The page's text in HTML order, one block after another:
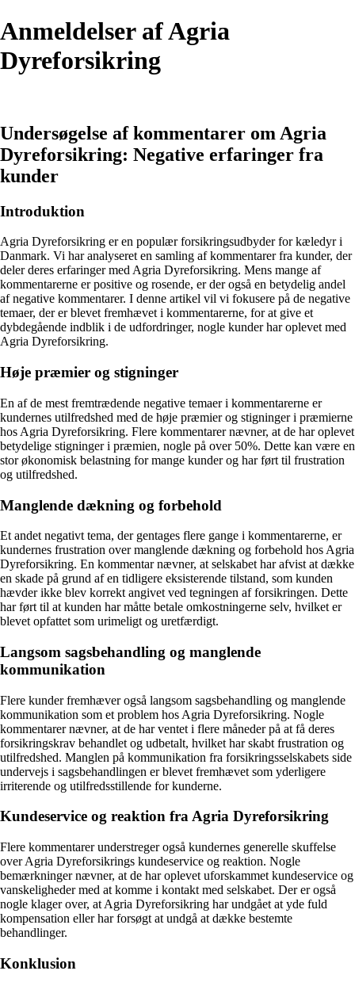
Anmeldelser af Agria
Dyreforsikring
Undersøgelse af kommentarer om Agria
Dyreforsikring: Negative erfaringer fra
kunder
Introduktion
Agria Dyreforsikring er en populær forsikringsudbyder for kæledyr i
Danmark. Vi har analyseret en samling af kommentarer fra kunder, der
deler deres erfaringer med Agria Dyreforsikring. Mens mange af
kommentarerne er positive og rosende, er der også en betydelig andel
af negative kommentarer. I denne artikel vil vi fokusere på de negative
temaer, der er blevet fremhævet i kommentarerne, for at give et
dybdegående indblik i de udfordringer, nogle kunder har oplevet med
Agria Dyreforsikring.
Høje præmier og stigninger
En af de mest fremtrædende negative temaer i kommentarerne er
kundernes utilfredshed med de høje præmier og stigninger i præmierne
hos Agria Dyreforsikring. Flere kommentarer nævner, at de har oplevet
betydelige stigninger i præmien, nogle på over 50%. Dette kan være en
stor økonomisk belastning for mange kunder og har ført til frustration
og utilfredshed.
Manglende dækning og forbehold
Et andet negativt tema, der gentages flere gange i kommentarerne, er
kundernes frustration over manglende dækning og forbehold hos Agria
Dyreforsikring. En kommentar nævner, at selskabet har afvist at dække
en skade på grund af en tidligere eksisterende tilstand, som kunden
hævder ikke blev korrekt angivet ved tegningen af forsikringen. Dette
har ført til at kunden har måtte betale omkostningerne selv, hvilket er
blevet opfattet som urimeligt og uretfærdigt.
Langsom sagsbehandling og manglende
kommunikation
Flere kunder fremhæver også langsom sagsbehandling og manglende
kommunikation som et problem hos Agria Dyreforsikring. Nogle
kommentarer nævner, at de har ventet i flere måneder på at få deres
forsikringskrav behandlet og udbetalt, hvilket har skabt frustration og
utilfredshed. Manglen på kommunikation fra forsikringsselskabets side
undervejs i sagsbehandlingen er blevet fremhævet som yderligere
irriterende og utilfredsstillende for kunderne.
Kundeservice og reaktion fra Agria Dyreforsikring
Flere kommentarer understreger også kundernes generelle skuffelse
over Agria Dyreforsikrings kundeservice og reaktion. Nogle
bemærkninger nævner, at de har oplevet uforskammet kundeservice og
vanskeligheder med at komme i kontakt med selskabet. Der er også
nogle klager over, at Agria Dyreforsikring har undgået at yde fuld
kompensation eller har forsøgt at undgå at dække bestemte
behandlinger.
Konklusion